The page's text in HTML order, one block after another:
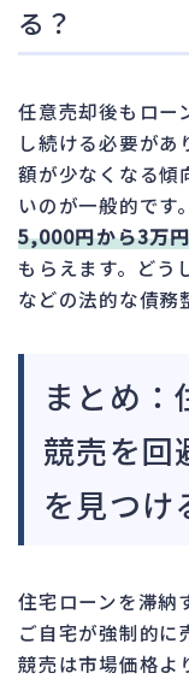
る？
任意売却後もロー
し続ける必要があ
額が少なくなる傾
いのが一般的です
5,000円から3万
もらえます。どう
などの法的な債務
まとめ：
競売を回
を見つけ
住宅ローンを滞納
ご自宅が強制的に
競売は市場価格よ